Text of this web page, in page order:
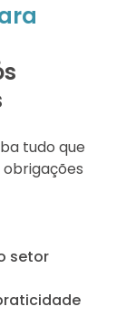
tudo que
setor